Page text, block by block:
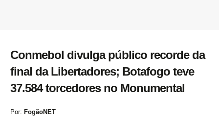
Conmebol divulga público recorde da
final da Libertadores; Botafogo teve
37.584 torcedores no Monumental
Por: FogãoNET